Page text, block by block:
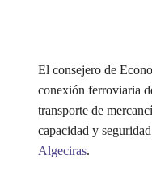
El consejero de
conexión ferroviaria
transporte de
capacidad y
Algeciras.